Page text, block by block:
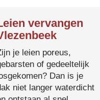
vervangen
je leien poreus,
of gedeeltelijk
Dan is je
niet langer waterdicht